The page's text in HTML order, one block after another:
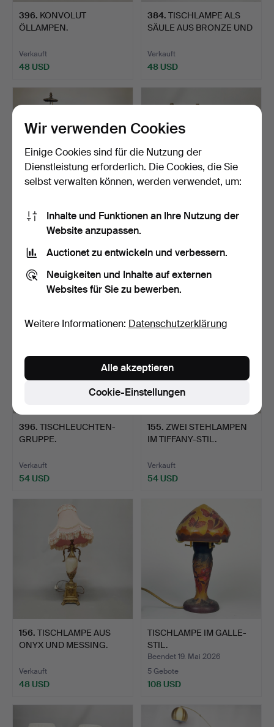
396. KONVOLUT
ÖLLAMPEN.
Verkauft
48 USD
384. TISCHLAMPE ALS
SÄULE AUS BRONZE UND
Verkauft
48 USD
426.
TISCHLAMPE IM
TIFFANY-STIL.
Verkauft
41 USD
278 DREI
41 USD
396. TISCHLEUCHTEN-
GRUPPE.
Verkauft
54 USD
155. ZWEI STEHLAMPEN
IM TIFFANY-STIL.
Verkauft
54 USD
156. TISCHLAMPE AUS
ONYX UND MESSING.
Verkauft
48 USD
TISCHLAMPE IM GALLE-
STIL.
Beendet 19. Mai 2026
5 Gebote
108 USD
Wir verwenden Cookies
Einige Cookies sind für die Nutzung der
Dienstleistung erforderlich. Die Cookies, die Sie
selbst verwalten können, werden verwendet, um:
Inhalte und Funktionen an Ihre Nutzung der
Website anzupassen.
Auctionet zu entwickeln und verbessern.
Neuigkeiten und Inhalte auf externen
Websites für Sie zu bewerben.
Weitere Informationen: Datenschutzerklärung
Cookie-Einstellungen
Alle akzeptieren